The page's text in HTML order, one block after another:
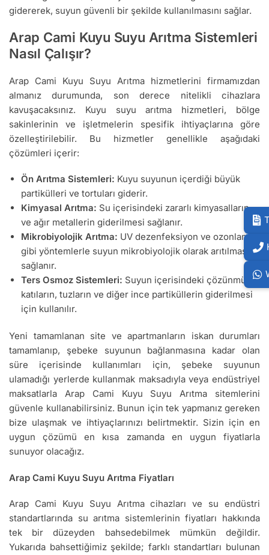
gidererek, suyun güvenli bir şekilde kullanılmasını sağlar.
Arap Cami Kuyu Suyu Arıtma Sistemleri
Nasıl Çalışır?
Arap Cami Kuyu Suyu Arıtma hizmetlerini firmamızdan
almanız durumunda, son derece nitelikli cihazlara
kavuşacaksınız. Kuyu suyu arıtma hizmetleri, bölge
sakinlerinin ve işletmelerin spesifik ihtiyaçlarına göre
özelleştirilebilir. Bu hizmetler genellikle aşağıdaki
çözümleri içerir:
Ön Arıtma Sistemleri: Kuyu suyunun içerdiği büyük
partikülleri ve tortuları giderir.
Kimyasal Arıtma: Su içerisindeki zararlı kimyasalların
ve ağır metallerin giderilmesi sağlanır.
Mikrobiyolojik Arıtma: UV dezenfeksiyon ve ozonlama
gibi yöntemlerle suyun mikrobiyolojik olarak arıtılması
sağlanır.
Ters Osmoz Sistemleri: Suyun içerisindeki çözünmüş
katıların, tuzların ve diğer ince partiküllerin giderilmesi
için kullanılır.
Yeni tamamlanan site ve apartmanların iskan durumları
tamamlanıp, şebeke suyunun bağlanmasına kadar olan
süre içerisinde kullanımları için, şebeke suyunun
ulamadığı yerlerde kullanmak maksadıyla veya endüstriyel
maksatlarla Arap Cami Kuyu Suyu Arıtma sitemlerini
güvenle kullanabilirsiniz. Bunun için tek yapmanız gereken
bize ulaşmak ve ihtiyaçlarınızı belirtmektir. Sizin için en
uygun çözümü en kısa zamanda en uygun fiyatlarla
sunuyor olacağız.
Arap Cami Kuyu Suyu Arıtma Fiyatları
Arap Cami Kuyu Suyu Arıtma cihazları ve su endüstri
standartlarında su arıtma sistemlerinin fiyatları hakkında
tek bir düzeyden bahsedebilmek mümkün değildir.
Yukarıda bahsettiğimiz şekilde; farklı standartları bulunan